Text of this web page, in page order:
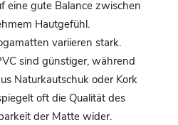
eine gute Balance zwischen
Hautgefühl.
variieren stark.
sind günstiger, während
Naturkautschuk oder Kork
oft die Qualität des
der Matte wider.